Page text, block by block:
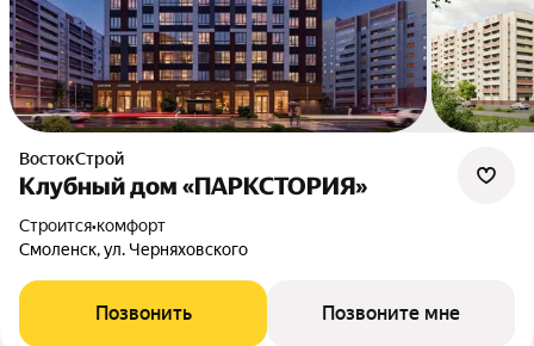
ВостокСтрой
Клубный дом «ПАРКСТОРИЯ»
Строится•комфорт
Смоленск, ул. Черняховского
Позвонить Позвоните мне